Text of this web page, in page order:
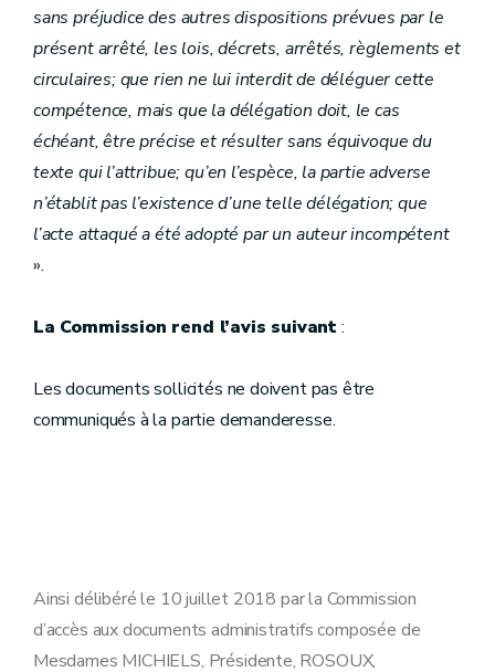
sans préjudice des autres dispositions prévues par le
présent arrêté, les lois, décrets, arrêtés, règlements et
circulaires; que rien ne lui interdit de déléguer cette
compétence, mais que la délégation doit, le cas
échéant, être précise et résulter sans équivoque du
texte qui l’attribue; qu’en l’espèce, la partie adverse
n’établit pas l’existence d’une telle délégation; que
l’acte attaqué a été adopté par un auteur incompétent
».
La Commission rend l’avis suivant:
Les documents sollicités ne doivent pas être
communiqués à la partie demanderesse.
Ainsi délibéré le 10 juillet 2018 par la Commission
d’accès aux documents administratifs composée de
Mesdames MICHIELS, Présidente, ROSOUX,